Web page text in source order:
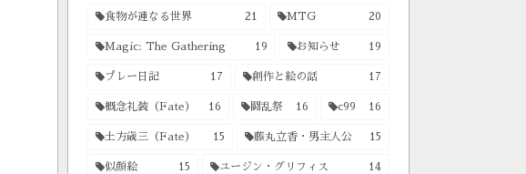
食物が連なる世界 21 MTG 20
Magic: The Gathering 19 お知らせ 19
プレー日記 17 創作と絵の話 17
概念礼装（Fate） 16 闘乱祭 16 c99 16
土方歳三（Fate） 15 藤丸立香・男主人公 15
似顔絵 15 ユージン・グリフィス 14